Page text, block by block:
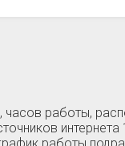
работы,